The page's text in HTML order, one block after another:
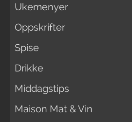
Ukemenyer
Oppskrifter
Spise
Drikke
Middagstips
Maison Mat & Vin